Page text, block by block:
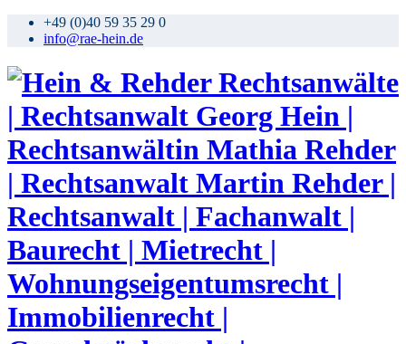
+49 (0)40 59 35 29 0
info@rae-hein.de